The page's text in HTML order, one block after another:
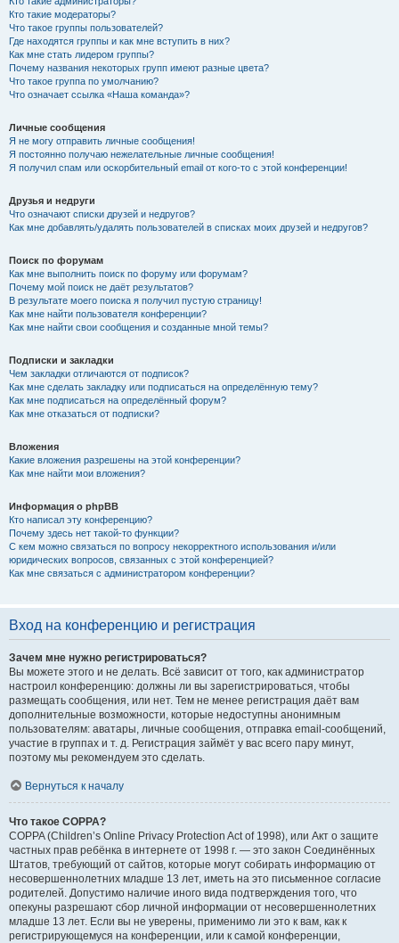
Кто такие модераторы?
Что такое группы пользователей?
Где находятся группы и как мне вступить в них?
Как мне стать лидером группы?
Почему названия некоторых групп имеют разные цвета?
Что такое группа по умолчанию?
Что означает ссылка «Наша команда»?
Личные сообщения
Я не могу отправить личные сообщения!
Я постоянно получаю нежелательные личные сообщения!
Я получил спам или оскорбительный email от кого-то с этой конференции!
Друзья и недруги
Что означают списки друзей и недругов?
Как мне добавлять/удалять пользователей в списках моих друзей и недругов?
Поиск по форумам
Как мне выполнить поиск по форуму или форумам?
Почему мой поиск не даёт результатов?
В результате моего поиска я получил пустую страницу!
Как мне найти пользователя конференции?
Как мне найти свои сообщения и созданные мной темы?
Подписки и закладки
Чем закладки отличаются от подписок?
Как мне сделать закладку или подписаться на определённую тему?
Как мне подписаться на определённый форум?
Как мне отказаться от подписки?
Вложения
Какие вложения разрешены на этой конференции?
Как мне найти мои вложения?
Информация о phpBB
Кто написал эту конференцию?
Почему здесь нет такой-то функции?
С кем можно связаться по вопросу некорректного использования и/или
юридических вопросов, связанных с этой конференцией?
Как мне связаться с администратором конференции?
Вход на конференцию и регистрация
Зачем мне нужно регистрироваться?
Вы можете этого и не делать. Всё зависит от того, как администратор
настроил конференцию: должны ли вы зарегистрироваться, чтобы
размещать сообщения, или нет. Тем не менее регистрация даёт вам
дополнительные возможности, которые недоступны анонимным
пользователям: аватары, личные сообщения, отправка email-сообщений,
участие в группах и т. д. Регистрация займёт у вас всего пару минут,
поэтому мы рекомендуем это сделать.
Вернуться к началу
Что такое COPPA?
COPPA (Children’s Online Privacy Protection Act of 1998), или Акт о защите
частных прав ребёнка в интернете от 1998 г. — это закон Соединённых
Штатов, требующий от сайтов, которые могут собирать информацию от
несовершеннолетних младше 13 лет, иметь на это письменное согласие
родителей. Допустимо наличие иного вида подтверждения того, что
опекуны разрешают сбор личной информации от несовершеннолетних
младше 13 лет. Если вы не уверены, применимо ли это к вам, как к
регистрирующемуся на конференции, или к самой конференции,